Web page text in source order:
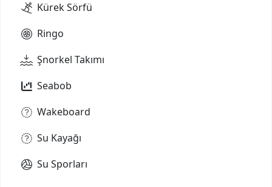
Kürek Sörfü
Ringo
Şnorkel Takımı
Seabob
Wakeboard
Su Kayağı
Su Sporları